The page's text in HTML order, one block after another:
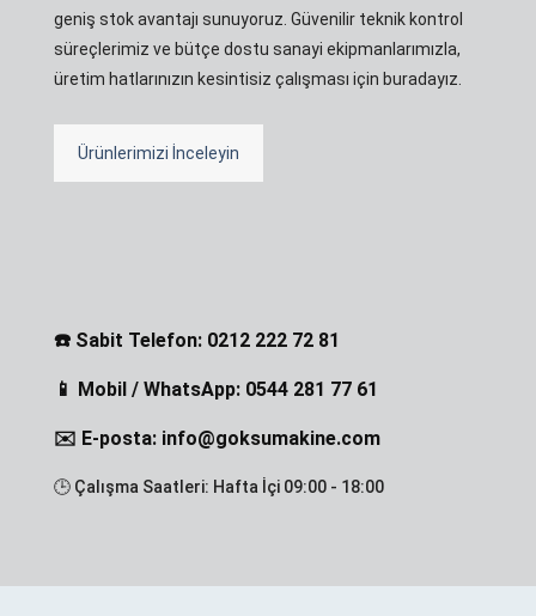
geniş stok avantajı sunuyoruz. Güvenilir teknik kontrol
süreçlerimiz ve bütçe dostu sanayi ekipmanlarımızla,
üretim hatlarınızın kesintisiz çalışması için buradayız.
Ürünlerimizi İnceleyin
☎️ Sabit Telefon: 0212 222 72 81
📱 Mobil / WhatsApp: 0544 281 77 61
✉️ E-posta: info@goksumakine.com
🕒 Çalışma Saatleri: Hafta İçi 09:00 - 18:00